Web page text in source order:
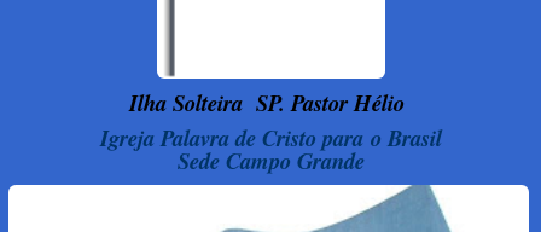
Ilha Solteira SP. Pastor Hélio
Igreja Palavra de Cristo para o Brasil
Sede Campo Grande